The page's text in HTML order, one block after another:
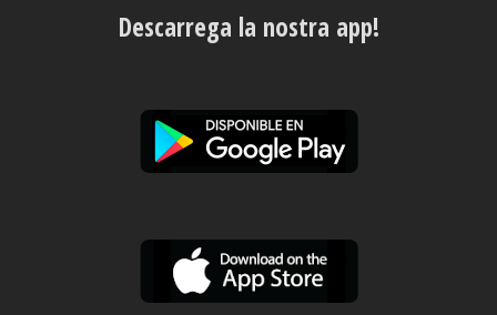
Descarrega la nostra app!